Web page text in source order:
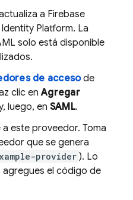
a Firebase
Platform. La
solo está disponible
de accesode
clic enAgregar
luego, en SAML.
este proveedor. Toma
que se genera
provider ). Lo
el código de